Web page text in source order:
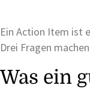
Ein Action Item ist
Drei Fragen
Was ein